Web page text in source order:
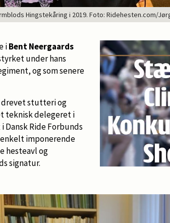
Hingstekåring i 2019. Foto: Ridehesten.com/
iBent Neergaards
under hans
og som senere
drevet stutteri og
teknisk delegeret i
Ride Forbunds
enkelt imponerende
hesteavl og
signatur.